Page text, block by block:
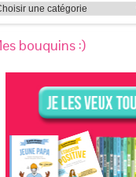
bouquins :)